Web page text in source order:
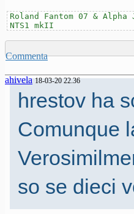
Roland Fantom 07 &
NTS1 mkII
Commenta
ahivela 18-03-20 22.36
hrestov ha
Comunque
so se dieci